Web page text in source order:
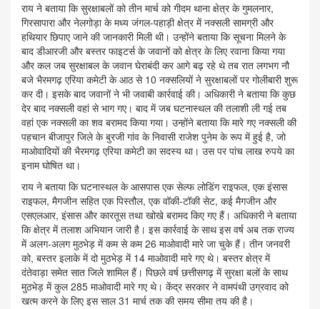
राय ने बताया कि सुरक्षाबलों को तीन मार्च को गीदम थाना क्षेत्र के गुमलनार,
गिरसापारा और नेलगोड़ा के मध्य जंगल-पहाड़ी क्षेत्र में नक्सली सामग्री और
हथियार छिपाए जाने की जानकारी मिली थी। उन्होंने बताया कि सूचना मिलने के
बाद डीआरजी और बस्तर फाइटर्स के जवानों को क्षेत्र के लिए रवाना किया गया
और कल जब सुरक्षाबल के जवान घेराबंदी कर आगे बढ़ रहे थे तब रात लगभग नौ
बजे भैरमगढ़ एरिया कमेटी के आठ से 10 नक्सलियों ने सुरक्षाबलों पर गोलीबारी शुरू
कर दी। इसके बाद जवानों ने भी जवाबी कार्रवाई की। अधिकारी ने बताया कि कुछ
देर बाद नक्सली वहां से भाग गए। बाद में जब घटनास्थल की तलाशी ली गई तब
वहां एक नक्सली का शव बरामद किया गया। उन्होंने बताया कि मारे गए नक्सली की
पहचान बीजापुर जिले के बुरजी गांव के निवासी राजेश पुनेम के रूप में हुई है, जो
माओवादियों की भैरमगढ़ एरिया कमेटी का सदस्य था। उस पर पांच लाख रुपये का
इनाम घोषित था।
राय ने बताया कि घटनास्थल के आसपास एक सेल्फ लोडिंग राइफल, एक इंसास
राइफल, मैगजीन सहित एक पिस्तौल, एक वॉकी-टॉकी सेट, कई मैगजीन और
एसएलआर, इंसास और कारतूस तथा खोखे बरामद किए गए हैं। अधिकारी ने बताया
कि क्षेत्र में तलाश अभियान जारी है। इस कार्रवाई के साथ इस वर्ष अब तक राज्य
में अलग-अलग मुठभेड़ में कम से कम 26 माओवादी मारे जा चुके हैं। तीन जनवरी
को, बस्तर इलाके में दो मुठभेड़ में 14 माओवादी मारे गए थे। बस्तर क्षेत्र में
दंतेवाड़ा समेत सात जिले शामिल हैं। पिछले वर्ष छत्तीसगढ़ में सुरक्षा बलों के साथ
मुठभेड़ में कुल 285 माओवादी मारे गए थे। केंद्र सरकार ने वामपंथी उग्रवाद को
खत्म करने के लिए इस साल 31 मार्च तक की समय सीमा तय की है।